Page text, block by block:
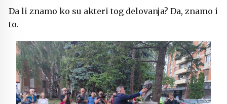
Da li znamo ko su akteri tog delovanja? Da, znamo i
to.